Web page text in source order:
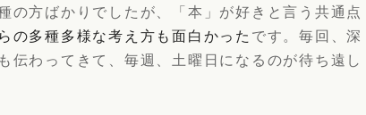
の方ばかりでしたが、「本」が好きと言う共通点
の多種多様な考え方も面白かった です。毎回、深
伝わってきて、毎週、土曜日になるのが待ち遠し